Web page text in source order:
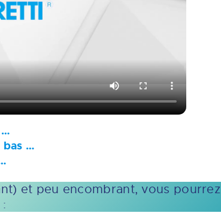
…
bas …
et peu encombrant, vous pourrez